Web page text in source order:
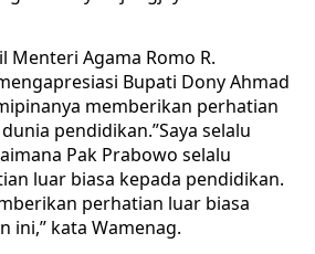
Menteri Agama Romo R.
Bupati Dony Ahmad
memberikan perhatian
pendidikan.”Saya selalu
Pak Prabowo selalu
luar biasa kepada pendidikan.
perhatian luar biasa
ini,” kata Wamenag.